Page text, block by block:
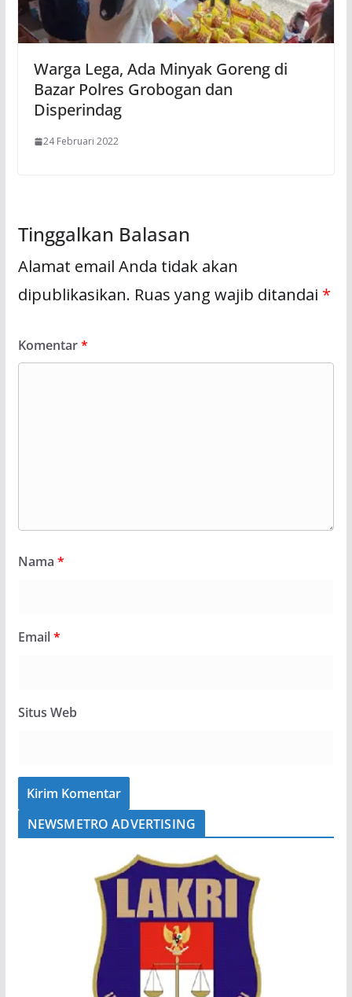
Warga Lega, Ada Minyak Goreng di
Bazar Polres Grobogan dan
Disperindag
24 Februari 2022
Tinggalkan Balasan
Alamat email Anda tidak akan
dipublikasikan. Ruas yang wajib ditandai *
Komentar*
Nama *
Email*
Situs Web
NEWSMETRO ADVERTISING